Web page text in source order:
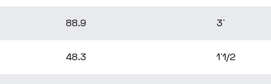
88.9 3`
48.3 1`1/2